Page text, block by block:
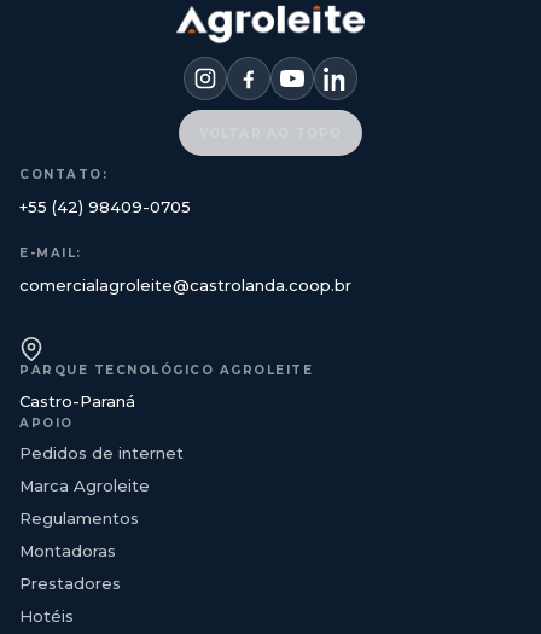
CONTATO:
+55 (42) 98409-0705
E-MAIL:
comercialagroleite@castrolanda.coop.br
PARQUE TECNOLÓGICO AGROLEITE
Castro-Paraná
APOIO
Pedidos de internet
Marca Agroleite
Regulamentos
Montadoras
Prestadores
Hotéis